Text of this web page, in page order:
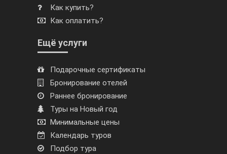
Как купить?
Как оплатить?
Ещё услуги
Подарочные сертификаты
Бронирование отелей
Раннее бронирование
Туры на Новый год
Минимальные цены
Календарь туров
Подбор тура